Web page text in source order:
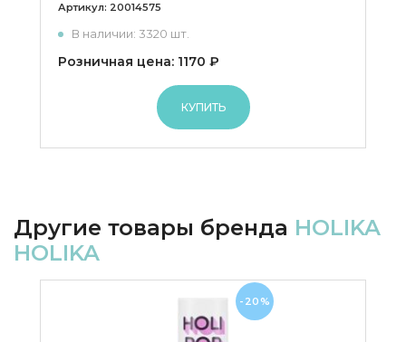
Артикул: 20014575
В наличии: 3320 шт.
Розничная цена: 1170 ₽
КУПИТЬ
Другие товары бренда HOLIKA
HOLIKA
-20%